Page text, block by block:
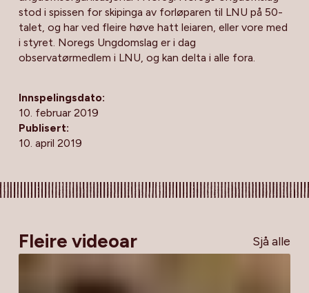
stod i spissen for skipinga av forløparen til LNU på 50-
talet, og har ved fleire høve hatt leiaren, eller vore med
i styret. Noregs Ungdomslag er i dag
observatørmedlem i LNU, og kan delta i alle fora.
Innspelingsdato:
10. februar 2019
Publisert:
10. april 2019
Fleire videoar Sjå alle